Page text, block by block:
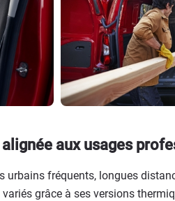
aux usages
urbains fréquents, longues
grâce à ses versions